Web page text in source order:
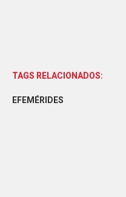
TAGS RELACIONADOS:
EFEMÉRIDES